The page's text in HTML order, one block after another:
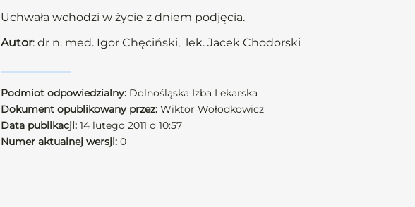
Uchwała wchodzi w życie z dniem podjęcia.
Autor: dr n. med. Igor Chęciński, lek. Jacek Chodorski
Podmiot odpowiedzialny: Dolnośląska Izba Lekarska
Dokument opublikowany przez: Wiktor Wołodkowicz
Data publikacji: 14 lutego 2011 o 10:57
Numer aktualnej wersji: 0